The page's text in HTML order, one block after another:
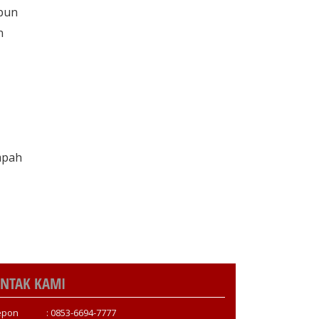
KAMI
: 0853-6694-7777